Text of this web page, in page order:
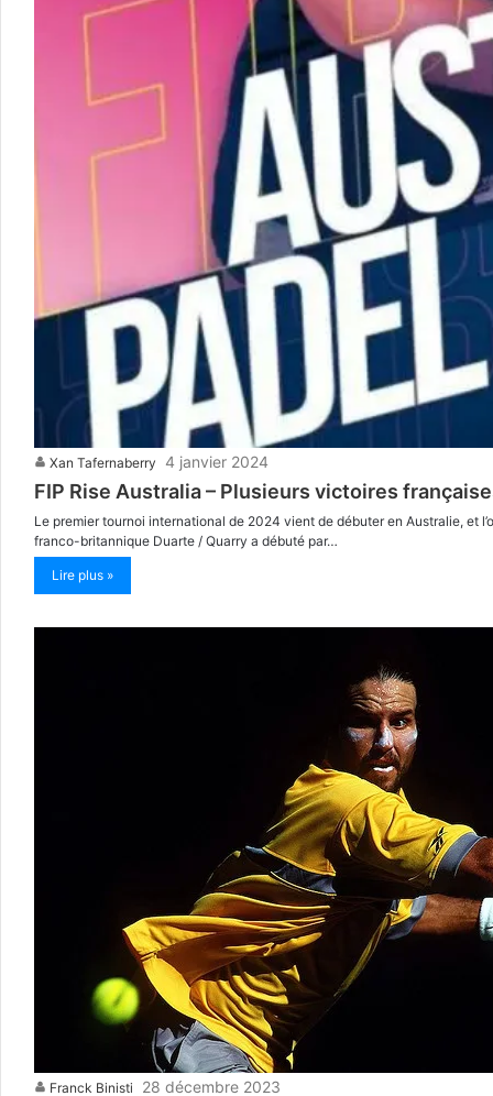
Xan Tafernaberry 4 janvier 2024
FIP Rise Australia – Plusieurs victoires
Le premier tournoi international de 2024 vient de débuter en Australie, et
franco-britannique Duarte / Quarry a débuté par…
Lire plus »
Franck Binisti 28 décembre 2023